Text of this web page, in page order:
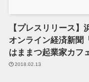
【プレスリリース
オンライン経済新聞
はままつ起業家カフ
2018.02.13